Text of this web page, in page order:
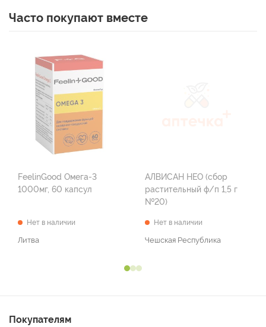
Часто покупают вместе
FeelinGood Омега-3
1000мг, 60 капсул
Нет в наличии
Литва
АЛВИСАН НЕО (сбор
растительный ф/п 1,5 г
№20)
Нет в наличии
Чешская Республика
Покупателям